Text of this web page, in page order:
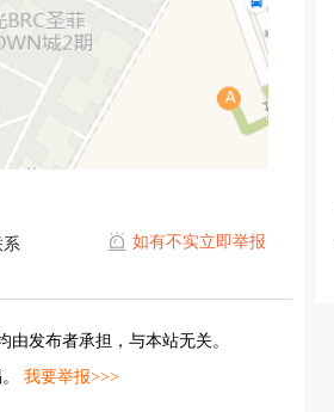
系 如有不实立即举报
发布者承担，与本站无关。
我要举报>>>